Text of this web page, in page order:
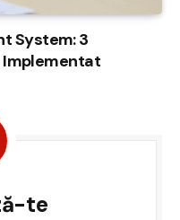
System: 3
Implementat
te